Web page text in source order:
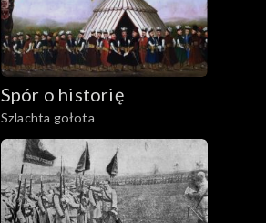
Spór o historię
Szlachta gołota